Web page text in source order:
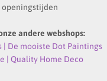
andere webshops:
| De mooiste Dot Paintings
| Quality Home Deco